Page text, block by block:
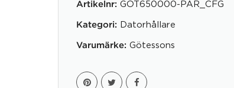
Artikelnr: GOT650000-PAR_CFG
Kategori: Datorhållare
Varumärke: Götessons